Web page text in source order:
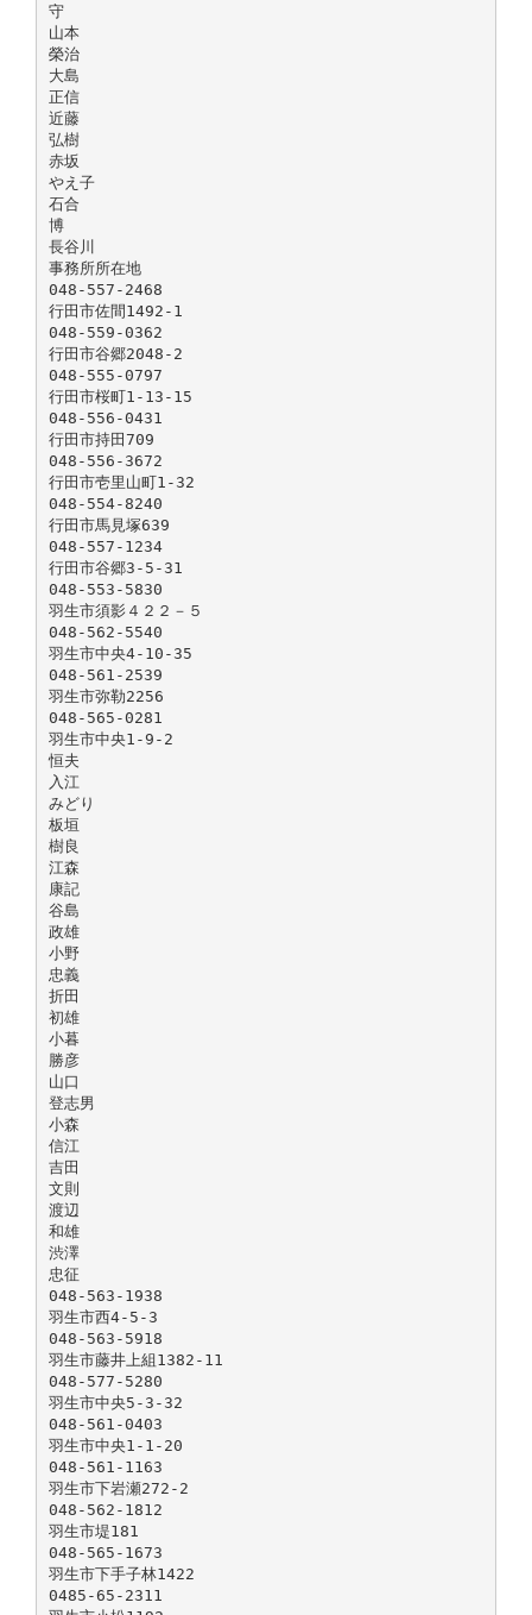
守
山本
榮治
大島
正信
近藤
弘樹
赤坂
やえ子
石合
博
長谷川
事務所所在地
048-557-2468
行田市佐間1492-1
048-559-0362
行田市谷郷2048-2
048-555-0797
行田市桜町1-13-15
048-556-0431
行田市持田709
048-556-3672
行田市壱里山町1-32
048-554-8240
行田市馬見塚639
048-557-1234
行田市谷郷3-5-31
048-553-5830
羽生市須影４２２－５
048-562-5540
羽生市中央4-10-35
048-561-2539
羽生市弥勒2256
048-565-0281
羽生市中央1-9-2
恒夫
入江
みどり
板垣
樹良
江森
康記
谷島
政雄
小野
忠義
折田
初雄
小暮
勝彦
山口
登志男
小森
信江
吉田
文則
渡辺
和雄
渋澤
忠征
048-563-1938
羽生市西4-5-3
048-563-5918
羽生市藤井上組1382-11
048-577-5280
羽生市中央5-3-32
048-561-0403
羽生市中央1-1-20
048-561-1163
羽生市下岩瀬272-2
048-562-1812
羽生市堤181
048-565-1673
羽生市下手子林1422
0485-65-2311